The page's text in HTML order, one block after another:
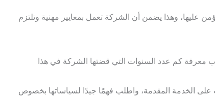
عليها، وهذا يضمن أن الشركة تعمل بمعايير مهنية وتلتزم
معرفة كم عدد السنوات التي قضتها الشركة في هذا
على الخدمة المقدمة، واطلب فهمًا جيدًا لسياساتها بخصوص